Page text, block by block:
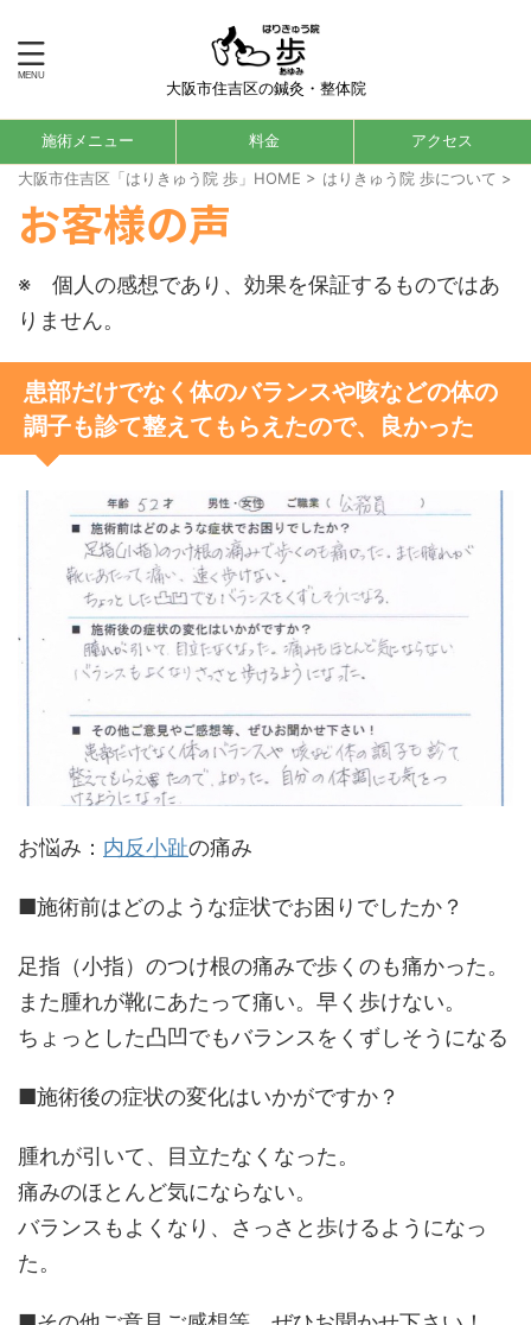
大阪市住吉区の鍼灸・整体院
施術メニュー 料金 アクセス
大阪市住吉区「はりきゅう院 歩」HOME > はりきゅう院 歩について >
お客様の声
※ 個人の感想であり、効果を保証するものではあ
りません。
患部だけでなく体のバランスや咳などの体の
調子も診て整えてもらえたので、良かった
お悩み： 内反小趾の痛み
■施術前はどのような症状でお困りでしたか？
足指（小指）のつけ根の痛みで歩くのも痛かった。
また腫れが靴にあたって痛い。早く歩けない。
ちょっとした凸凹でもバランスをくずしそうになる
■施術後の症状の変化はいかがですか？
腫れが引いて、目立たなくなった。
痛みのほとんど気にならない。
バランスもよくなり、さっさと歩けるようになっ
た。